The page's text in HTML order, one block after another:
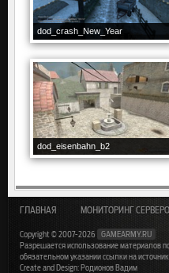
dod_crash_New_Year
dod_eisenbahn_b2
ГЛАВНАЯ МОНИТОРИНГ
Copyright © 2007-2026
GAMEARMY.RU
Разрешается использование материалов
обязательном указании ссылки на источник
Create and Design: Родионов Вадим